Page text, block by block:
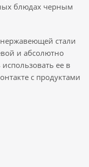
блюдах черным
стали
и абсолютно
ее в
с продуктами